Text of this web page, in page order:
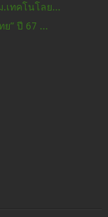
เทคโนโลย...
ย” ปี 67 ...